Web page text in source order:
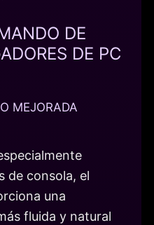
DE
DE PC
MEJORADA
de consola, el
una
fluida y natural